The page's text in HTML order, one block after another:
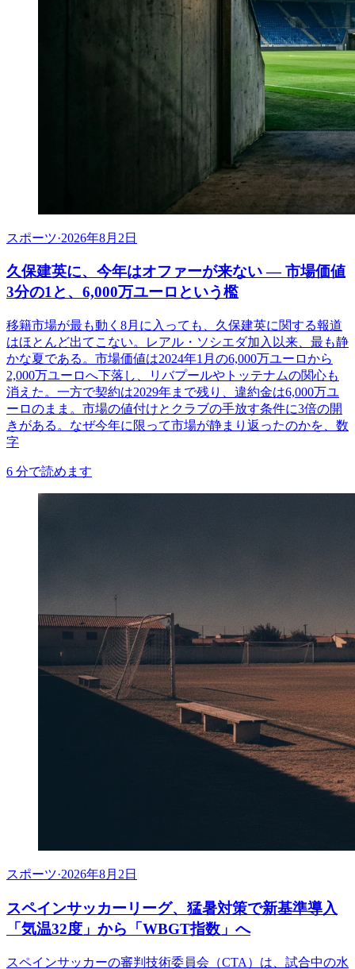
スポーツ·2026年8月2日
久保建英に、今年はオファーが来ない ― 市場価値
3分の1と、6,000万ユーロという檻
移籍市場が最も動く8月に入っても、久保建英に関する報道
はほとんど出てこない。レアル・ソシエダ加入以来、最も静
かな夏である。市場価値は2024年1月の6,000万ユーロから
2,000万ユーロへ下落し、リバプールやトッテナムの関心も
消えた。一方で契約は2029年まで残り、違約金は6,000万ユ
ーロのまま。市場の値付けとクラブの手放す条件に3倍の開
きがある。なぜ今年に限って市場が静まり返ったのかを、数
字
6 分で読めます
スポーツ·2026年8月2日
スペインサッカーリーグ、猛暑対策で新基準導入
「気温32度」から「WBGT指数」へ
スペインサッカーの審判技術委員会（CTA）は、試合中の水